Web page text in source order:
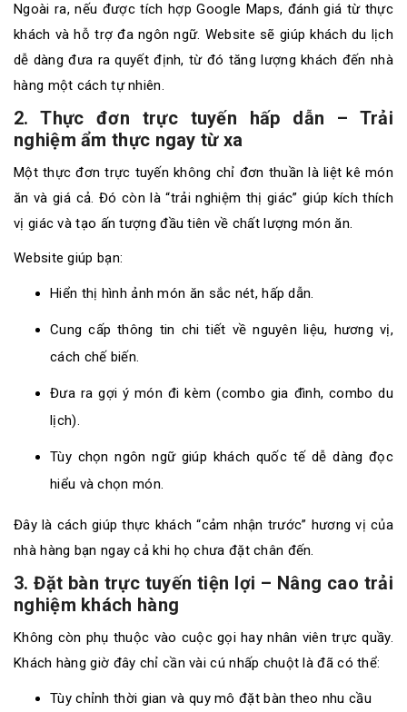
Ngoài ra, nếu được tích hợp Google Maps, đánh giá từ thực
khách và hỗ trợ đa ngôn ngữ. Website sẽ giúp khách du lịch
dễ dàng đưa ra quyết định, từ đó tăng lượng khách đến nhà
hàng một cách tự nhiên.
2. Thực đơn trực tuyến hấp dẫn – Trải
nghiệm ẩm thực ngay từ xa
Một thực đơn trực tuyến không chỉ đơn thuần là liệt kê món
ăn và giá cả. Đó còn là “trải nghiệm thị giác” giúp kích thích
vị giác và tạo ấn tượng đầu tiên về chất lượng món ăn.
Website giúp bạn:
Hiển thị hình ảnh món ăn sắc nét, hấp dẫn.
Cung cấp thông tin chi tiết về nguyên liệu, hương vị,
cách chế biến.
Đưa ra gợi ý món đi kèm (combo gia đình, combo du
lịch).
Tùy chọn ngôn ngữ giúp khách quốc tế dễ dàng đọc
hiểu và chọn món.
Đây là cách giúp thực khách “cảm nhận trước” hương vị của
nhà hàng bạn ngay cả khi họ chưa đặt chân đến.
3. Đặt bàn trực tuyến tiện lợi – Nâng cao trải
nghiệm khách hàng
Không còn phụ thuộc vào cuộc gọi hay nhân viên trực quầy.
Khách hàng giờ đây chỉ cần vài cú nhấp chuột là đã có thể:
Tùy chỉnh thời gian và quy mô đặt bàn theo nhu cầu